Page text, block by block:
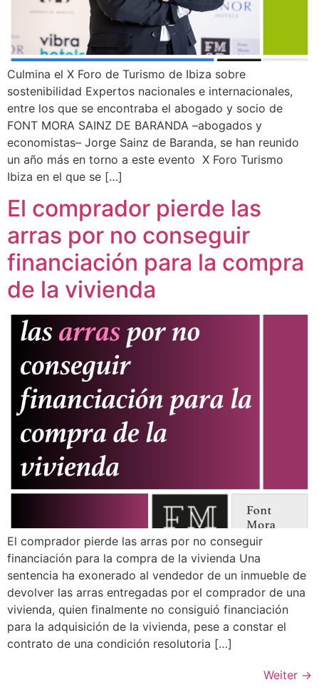
Culmina el X Foro de Turismo de Ibiza sobre
sostenibilidad Expertos nacionales e internacionales,
entre los que se encontraba el abogado y socio de
FONT MORA SAINZ DE BARANDA –abogados y
economistas– Jorge Sainz de Baranda, se han reunido
un año más en torno a este evento X Foro Turismo
Ibiza en el que se […]
El comprador pierde las
arras por no conseguir
financiación para la compra
de la vivienda
El comprador pierde las arras por no conseguir
financiación para la compra de la vivienda Una
sentencia ha exonerado al vendedor de un inmueble de
devolver las arras entregadas por el comprador de una
vivienda, quien finalmente no consiguió financiación
para la adquisición de la vivienda, pese a constar el
contrato de una condición resolutoria […]
Weiter →